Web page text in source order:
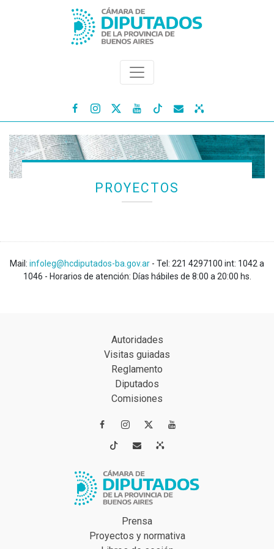
   
PROYECTOS
Mail: infoleg@hcdiputados-ba.gov.ar - Tel: 221 4297100 int: 1042 a
1046 - Horarios de atención: Días hábiles de 8:00 a 20:00 hs.
Autoridades
Visitas guiadas
Reglamento
Diputados
Comisiones
 
 
Prensa
Proyectos y normativa